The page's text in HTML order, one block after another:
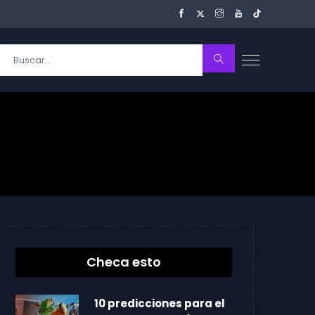
Checa esto
10 predicciones para el